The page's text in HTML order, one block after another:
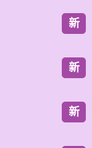
新
新
新